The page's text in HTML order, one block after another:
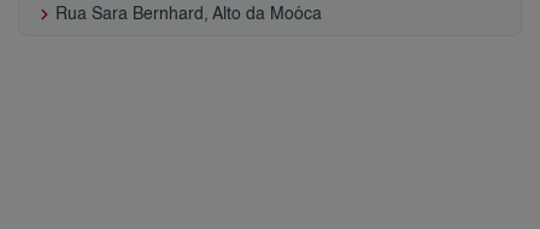
keyboard_arrow_right Rua Sara Bernhard, Alto da Moóca